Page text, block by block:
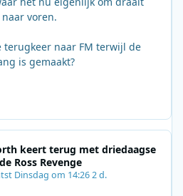
voren.
terugkeer naar FM terwijl de
is gemaakt?
keert terug met driedaagse
Ross Revenge
Dinsdag om 14:262 d.